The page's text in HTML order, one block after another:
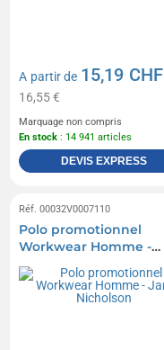
A partir de 15,19 CHF
16,55 €
Marquage non compris
En stock : 14 941 articles
DEVIS EXPRESS
Réf. 00032V0007110
Polo promotionnel
Workwear Homme -
James Nicholson